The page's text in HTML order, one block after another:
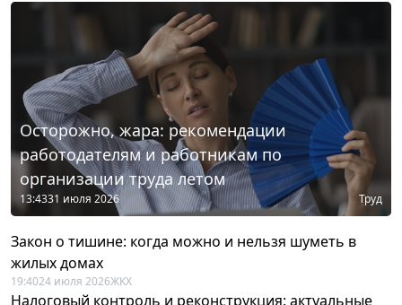
Осторожно, жара: рекомендации
работодателям и работникам по
организации труда летом
13:4331 июля 2026 Труд
Закон о тишине: когда можно и нельзя шуметь в
жилых домах
19:4024 июля 2026ЖКХ
Налоговый контроль и реконструкция: актуальные